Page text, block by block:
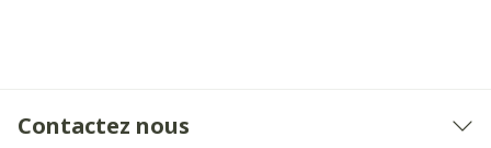
Contactez nous